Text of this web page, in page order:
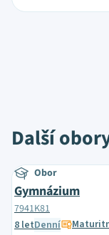
Další
Obor
Gymnázium
7941K81
8 letDenní